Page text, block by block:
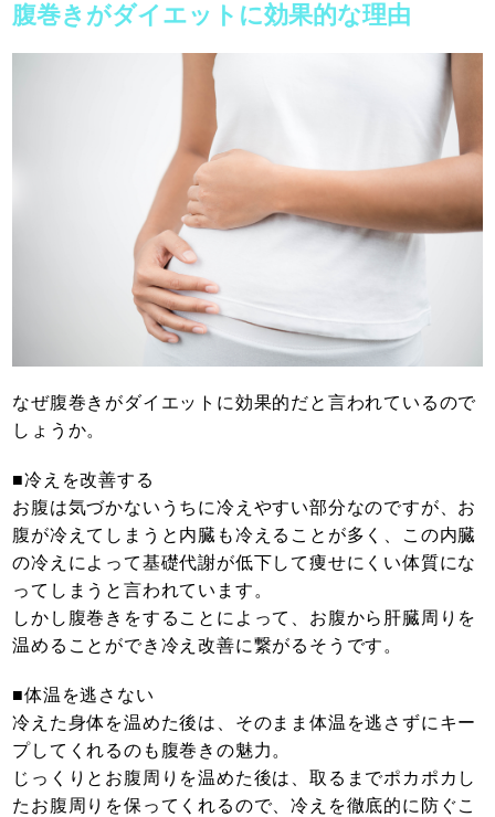
腹巻きがダイエットに効果的な理由
なぜ腹巻きがダイエットに効果的だと言われているので
しょうか。
■冷えを改善する
お腹は気づかないうちに冷えやすい部分なのですが、お
腹が冷えてしまうと内臓も冷えることが多く、この内臓
の冷えによって基礎代謝が低下して痩せにくい体質にな
ってしまうと言われています。
しかし腹巻きをすることによって、お腹から肝臓周りを
温めることができ冷え改善に繋がるそうです。
■体温を逃さない
冷えた身体を温めた後は、そのまま体温を逃さずにキー
プしてくれるのも腹巻きの魅力。
じっくりとお腹周りを温めた後は、取るまでポカポカし
たお腹周りを保ってくれるので、冷えを徹底的に防ぐこ